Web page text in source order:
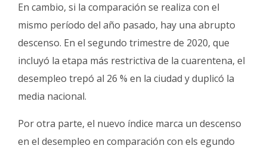
En cambio, si la comparación se realiza con el
mismo período del año pasado, hay una abrupto
descenso. En el segundo trimestre de 2020, que
incluyó la etapa más restrictiva de la cuarentena, el
desempleo trepó al 26 % en la ciudad y duplicó la
media nacional.
Por otra parte, el nuevo índice marca un descenso
en el desempleo en comparación con els egundo